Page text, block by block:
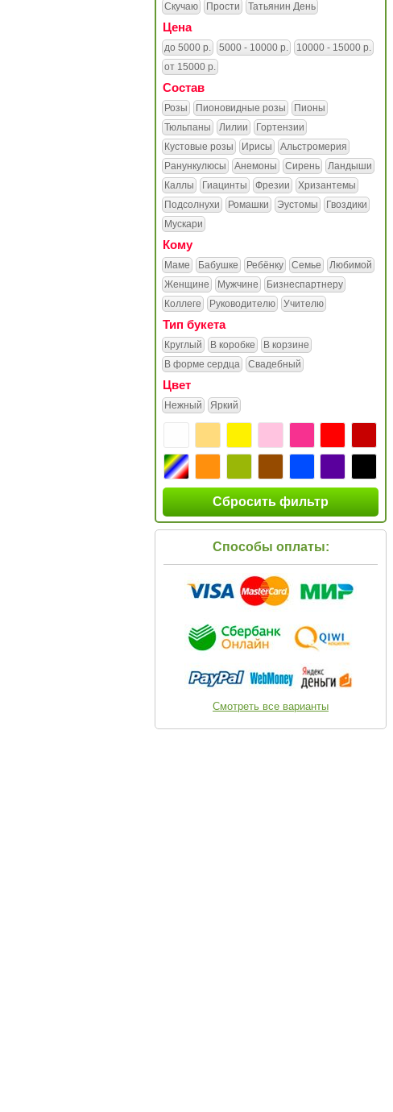
Скучаю
Прости Татьянин День
Цена
до 5000 р. 5000 - 10000 р.
10000 - 15000 р.
от 15000 р.
Состав
Розы Пионовидные розы
Пионы
Тюльпаны
Лилии
Гортензии
Кустовые розы
Ирисы
Альстромерия
Ранункулюсы
Анемоны Сирень
Ландыши
Каллы
Гиацинты Фрезии
Хризантемы
Подсолнухи
Ромашки Эустомы
Гвоздики
Мускари
Кому
Маме Бабушке Ребёнку Семье
Любимой
Женщине
Мужчине
Бизнеспартнеру
Коллеге
Руководителю Учителю
Тип букета
Круглый В коробке
В корзине
В форме сердца
Свадебный
Цвет
Нежный Яркий
Сбросить фильтр
Способы оплаты:
Смотреть все варианты